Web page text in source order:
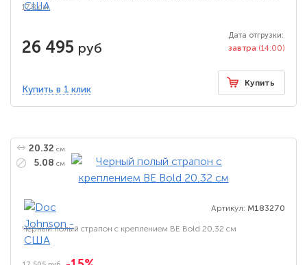
17,8 см
26 495 руб
Дата отгрузки:
завтра (14:00)
Купить в 1 клик
Купить
20.32 см
5.08 см
Артикул: M183270
Черный полый страпон с креплением BE Bold 20,32 см